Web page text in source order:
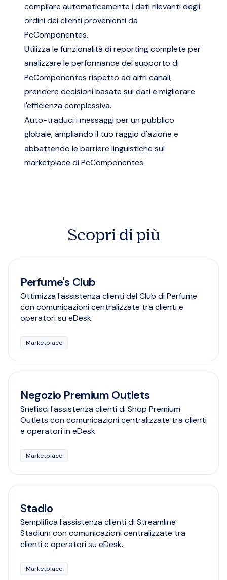
compilare automaticamente i dati rilevanti degli
ordini dei clienti provenienti da
PcComponentes.
Utilizza le funzionalità di reporting complete per
analizzare le performance del supporto di
PcComponentes rispetto ad altri canali,
prendere decisioni basate sui dati e migliorare
l'efficienza complessiva.
Auto-traduci i messaggi per un pubblico
globale, ampliando il tuo raggio d'azione e
abbattendo le barriere linguistiche sul
marketplace di PcComponentes.
Scopri di più
Perfume's Club
Ottimizza l'assistenza clienti del Club di Perfume
con comunicazioni centralizzate tra clienti e
operatori su eDesk.
Marketplace
Negozio Premium Outlets
Snellisci l'assistenza clienti di Shop Premium
Outlets con comunicazioni centralizzate tra clienti
e operatori in eDesk.
Marketplace
Stadio
Semplifica l'assistenza clienti di Streamline
Stadium con comunicazioni centralizzate tra
clienti e operatori su eDesk.
Marketplace